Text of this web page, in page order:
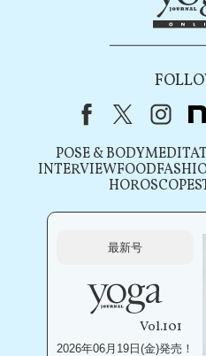
FacebookX（旧
POSE & BODY
INTERVIEWFOOD
HOROSCOPE
最新号
Vol.101
2026年06月19日(金)発売！